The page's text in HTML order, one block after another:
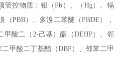
管控物质：铅（Pb）、（Hg）、镉
（PBB）、多溴二苯醚（PBDE），
酸二（2-己基）酯（DEHP）、邻
甲酸二丁基酯（DBP）、邻苯二甲